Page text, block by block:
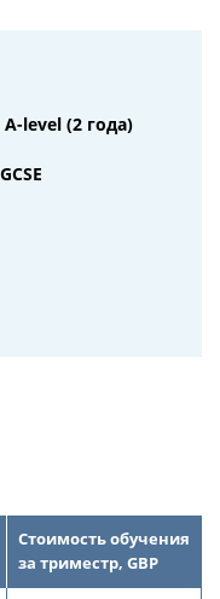
level (2 года)
Стоимость обучения
за триместр, GBP